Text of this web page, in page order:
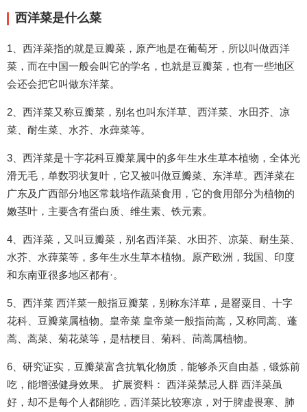
西洋菜是什么菜
1、西洋菜指的就是豆瓣菜，原产地是在葡萄牙，所以叫做西洋
菜，而在中国一般会叫它的学名，也就是豆瓣菜，也有一些地区
会还会把它叫做东洋菜。
2、西洋菜又称豆瓣菜，别名也叫东洋草、西洋菜、水田芥、凉
菜、耐生菜、水芥、水蔊菜等。
3、西洋菜是十字花科豆瓣菜属中的多年生水生草本植物，全体光
滑无毛，单数羽状复叶，它又被叫做豆瓣菜、东洋草。西洋菜在
广东及广西部分地区常栽培作蔬菜食用，它的食用部分为植物的
嫩茎叶，主要含有蛋白质、维生素、铁元素。
4、西洋菜，又叫豆瓣菜，别名西洋菜、水田芥、凉菜、耐生菜、
水芥、水蔊菜等，多年生水生草本植物。原产欧洲，我国、印度
和东南亚很多地区都有·。
5、西洋菜 西洋菜一般指豆瓣菜，别称东洋草，是罂粟目、十字
花科、豆瓣菜属植物。皇帝菜 皇帝菜一般指茼蒿，又称同蒿、蓬
蒿、蒿菜、菊花菜等，是桔梗目、菊科、茼蒿属植物。
6、研究证实，豆瓣菜富含抗氧化物质，能够杀灭自由基，锻炼前
吃，能增强健身效果。 扩展资料： 西洋菜禁忌人群 西洋菜虽
好，却不是每个人都能吃，西洋菜比较寒凉，对于脾虚畏寒、肺